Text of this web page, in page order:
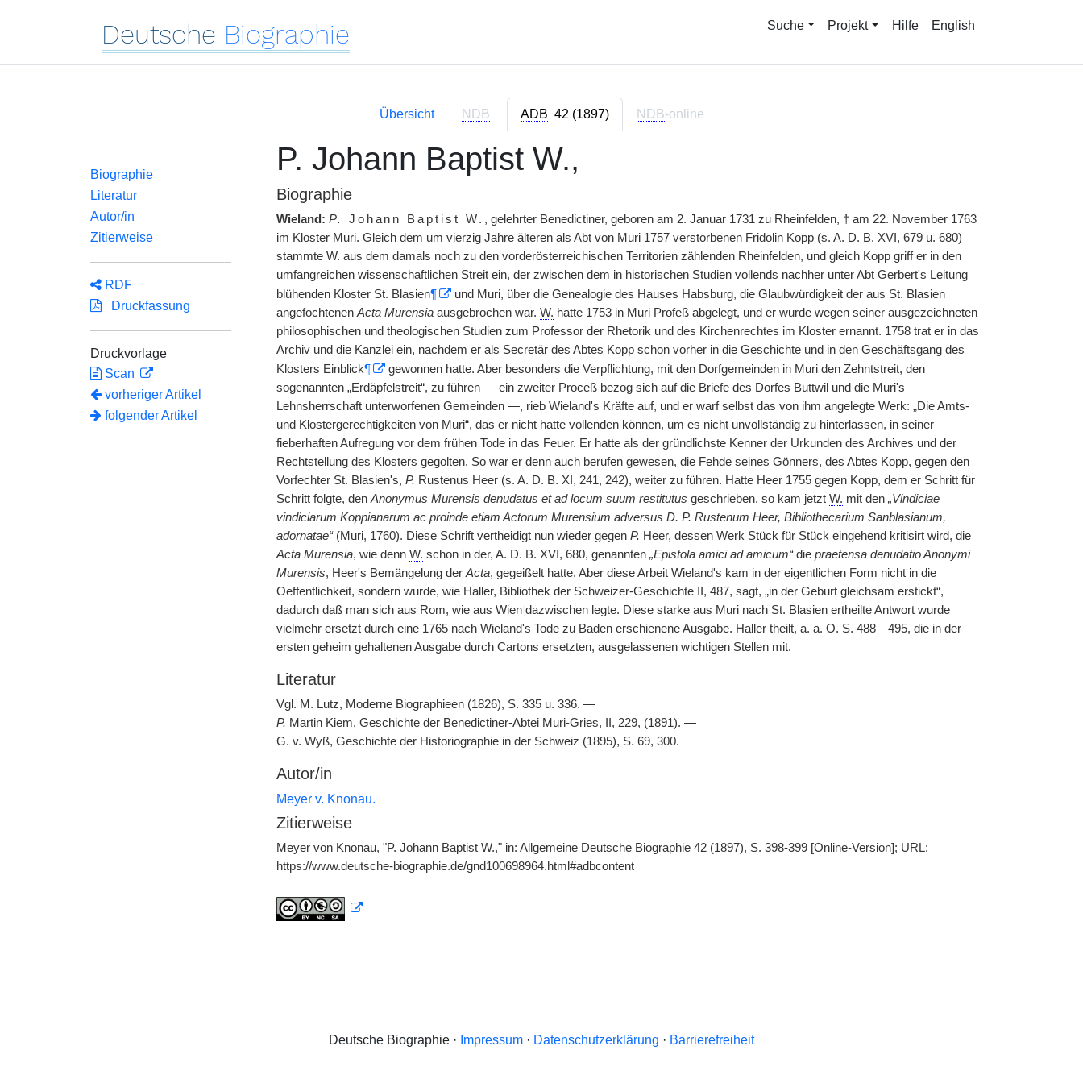
Deutsche Biographie Suche Projekt Hilfe English
Übersicht NDB ADB 42 (1897) NDB-online
Biographie
Literatur
Autor/in
Zitierweise
RDF
Druckfassung
Druckvorlage
Scan
vorheriger Artikel
folgender Artikel
P. Johann Baptist W.,
Biographie
Wieland: P. Johann Baptist W. , gelehrter Benedictiner, geboren am 2. Januar 1731 zu Rheinfelden, † am 22. November 1763
im Kloster Muri. Gleich dem um vierzig Jahre älteren als Abt von Muri 1757 verstorbenen Fridolin Kopp (s. A. D. B. XVI, 679 u. 680)
stammte W. aus dem damals noch zu den vorderösterreichischen Territorien zählenden Rheinfelden, und gleich Kopp griff er in den
umfangreichen wissenschaftlichen Streit ein, der zwischen dem in historischen Studien vollends nachher unter Abt Gerbert's Leitung
blühenden Kloster St. Blasien¶
und Muri, über die Genealogie des Hauses Habsburg, die Glaubwürdigkeit der aus St. Blasien
angefochtenen Acta Murensiaausgebrochen war. W. hatte 1753 in Muri Profeß abgelegt, und er wurde wegen seiner ausgezeichneten
philosophischen und theologischen Studien zum Professor der Rhetorik und des Kirchenrechtes im Kloster ernannt. 1758 trat er in das
Archiv und die Kanzlei ein, nachdem er als Secretär des Abtes Kopp schon vorher in die Geschichte und in den Geschäftsgang des
Klosters Einblick¶
gewonnen hatte. Aber besonders die Verpflichtung, mit den Dorfgemeinden in Muri den Zehntstreit, den
sogenannten „Erdäpfelstreit“, zu führen — ein zweiter Proceß bezog sich auf die Briefe des Dorfes Buttwil und die Muri's
Lehnsherrschaft unterworfenen Gemeinden —, rieb Wieland's Kräfte auf, und er warf selbst das von ihm angelegte Werk: „Die Amts-
und Klostergerechtigkeiten von Muri“, das er nicht hatte vollenden können, um es nicht unvollständig zu hinterlassen, in seiner
fieberhaften Aufregung vor dem frühen Tode in das Feuer. Er hatte als der gründlichste Kenner der Urkunden des Archives und der
Rechtstellung des Klosters gegolten. So war er denn auch berufen gewesen, die Fehde seines Gönners, des Abtes Kopp, gegen den
Vorfechter St. Blasien's, P. Rustenus Heer (s. A. D. B. XI, 241, 242), weiter zu führen. Hatte Heer 1755 gegen Kopp, dem er Schritt für
Schritt folgte, den Anonymus Murensis denudatus et ad locum suum restitutus geschrieben, so kam jetzt W. mit den „Vindiciae
vindiciarum Koppianarum ac proinde etiam Actorum Murensium adversus D. P. Rustenum Heer, Bibliothecarium Sanblasianum,
adornatae“(Muri, 1760). Diese Schrift vertheidigt nun wieder gegen P. Heer, dessen Werk Stück für Stück eingehend kritisirt wird, die
Acta Murensia, wie denn W. schon in der, A. D. B. XVI, 680, genannten „Epistola amici ad amicum“die praetensa denudatio Anonymi
Murensis, Heer's Bemängelung der Acta, gegeißelt hatte. Aber diese Arbeit Wieland's kam in der eigentlichen Form nicht in die
Oeffentlichkeit, sondern wurde, wie Haller, Bibliothek der Schweizer-Geschichte II, 487, sagt, „in der Geburt gleichsam erstickt“,
dadurch daß man sich aus Rom, wie aus Wien| dazwischen legte. Diese starke aus Muri nach St. Blasien ertheilte Antwort wurde
vielmehr ersetzt durch eine 1765 nach Wieland's Tode zu Baden erschienene Ausgabe. Haller theilt, a. a. O. S. 488—495, die in der
ersten geheim gehaltenen Ausgabe durch Cartons ersetzten, ausgelassenen wichtigen Stellen mit.
Literatur
Vgl. M. Lutz, Moderne Biographieen (1826), S. 335 u. 336. —
P. Martin Kiem, Geschichte der Benedictiner-Abtei Muri-Gries, II, 229, (1891). —
G. v. Wyß, Geschichte der Historiographie in der Schweiz (1895), S. 69, 300.
Autor/in
Meyer v. Knonau.
Zitierweise
Meyer von Knonau, "P. Johann Baptist W.," in: Allgemeine Deutsche Biographie 42 (1897), S. 398-399 [Online-Version]; URL:
https://www.deutsche-biographie.de/gnd100698964.html#adbcontent
Deutsche Biographie · Impressum · Datenschutzerklärung · Barrierefreiheit